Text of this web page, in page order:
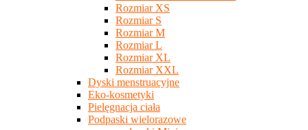
Rozmiar XS
Rozmiar S
Rozmiar M
Rozmiar L
Rozmiar XL
Rozmiar XXL
Dyski menstruacyjne
Eko-kosmetyki
Pielęgnacja ciała
Podpaski wielorazowe